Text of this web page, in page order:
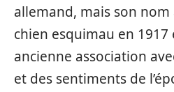
allemand, mais son nom
chien esquimau en
ancienne association
et des sentiments de